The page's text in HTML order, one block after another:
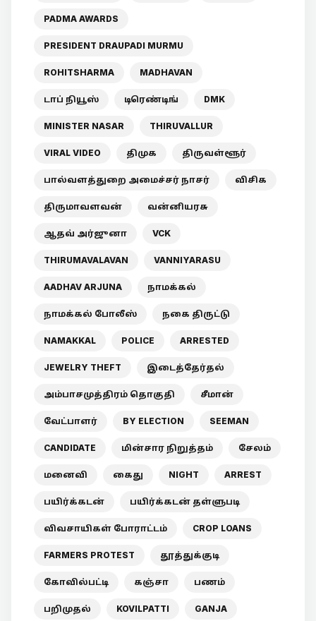
PADMA AWARDS
PRESIDENT DRAUPADI MURMU
ROHITSHARMA MADHAVAN
டாப் நியூஸ் டிரெண்டிங் DMK
MINISTER NASAR THIRUVALLUR
VIRAL VIDEO திமுக திருவள்ளூர்
பால்வளத்துறை அமைச்சர் நாசர் விசிக
திருமாவளவன் வன்னியரசு
ஆதவ் அர்ஜுனா VCK
THIRUMAVALAVAN VANNIYARASU
AADHAV ARJUNA நாமக்கல்
நாமக்கல் போலீஸ் நகை திருட்டு
NAMAKKAL POLICE ARRESTED
JEWELRY THEFT இடைத்தேர்தல்
அம்பாசமுத்திரம் தொகுதி சீமான்
வேட்பாளர் BY ELECTION SEEMAN
CANDIDATE மின்சார நிறுத்தம் சேலம்
மனைவி கைது NIGHT ARREST
பயிர்க்கடன் பயிர்க்கடன் தள்ளுபடி
விவசாயிகள் போராட்டம் CROP LOANS
FARMERS PROTEST தூத்துக்குடி
கோவில்பட்டி கஞ்சா பணம்
பறிமுதல் KOVILPATTI GANJA